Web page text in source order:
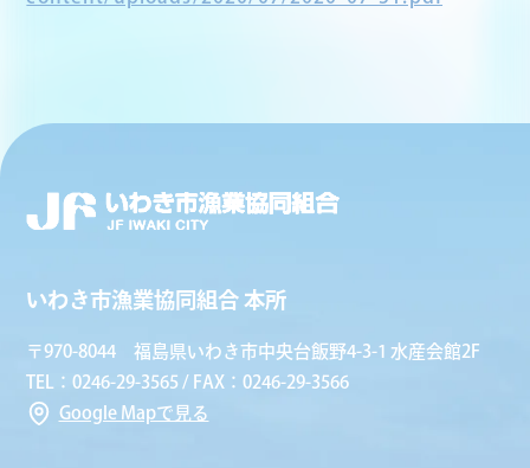
いわき市漁業協同組合 本所
〒970-8044 福島県いわき市中央台飯野4-3-1 水産会館2F
TEL：0246-29-3565 / FAX：0246-29-3566
Google Mapで見る